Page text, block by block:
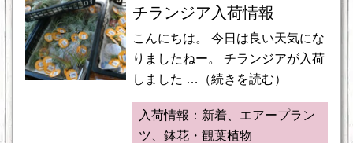
チランジア入荷情報
こんにちは。 今日は良い天気にな
りましたねー。 チランジアが入荷
しました …（続きを読む）
入荷情報：新着、エアープラン
ツ、鉢花・観葉植物